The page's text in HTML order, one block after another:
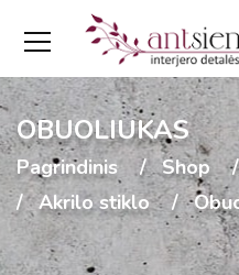
OBUOLIUKAS
Pagrindinis Shop
Akrilo stiklo